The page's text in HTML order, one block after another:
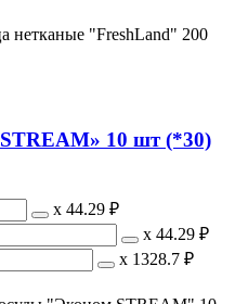
нетканые "FreshLand" 200
10 шт (*30)
х 44.29 ₽
х 44.29 ₽
х 1328.7 ₽